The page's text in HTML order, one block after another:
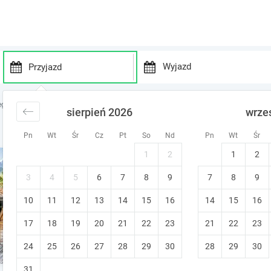
P
e
s
s
d
o
w
n
r
d
w
a
Pn Wt Śr Cz Pt So Nd Pn Wt Śr
sierpień 2026
1 2
3 4 5 6 7 8 9
10 11 12 13 14 15 16
17 18 19 20 21 22 23
24 25 26 27 28 29 30
1 2
7 8 9
14 15 16
21 22 23
28 29 30
w górach
VILLA ZAKOPIANA -
Zakopane
Śniadanie